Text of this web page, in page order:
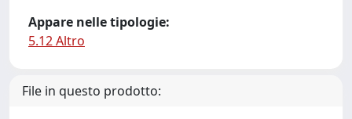
Appare nelle tipologie:
5.12 Altro
File in questo prodotto: